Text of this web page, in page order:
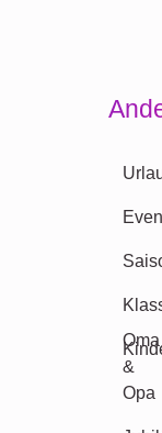
Urlaub